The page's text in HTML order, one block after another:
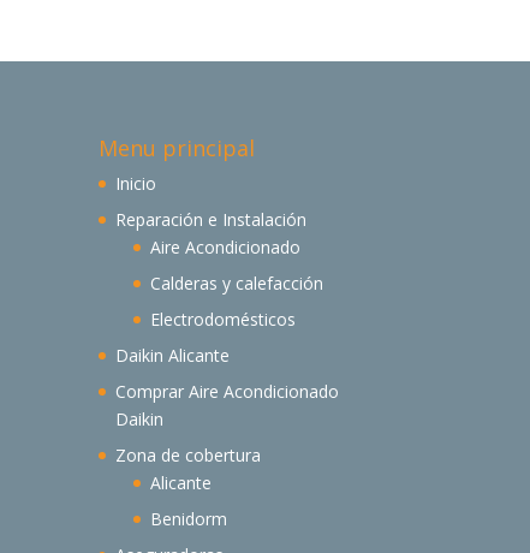
Menu principal
Inicio
Reparación e Instalación
Aire Acondicionado
Calderas y calefacción
Electrodomésticos
Daikin Alicante
Comprar Aire Acondicionado
Daikin
Zona de cobertura
Alicante
Benidorm